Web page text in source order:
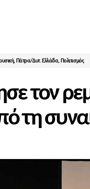
,Πάτρα/Δυτ. Ελλάδα,Πολιτισμός
τον
τη